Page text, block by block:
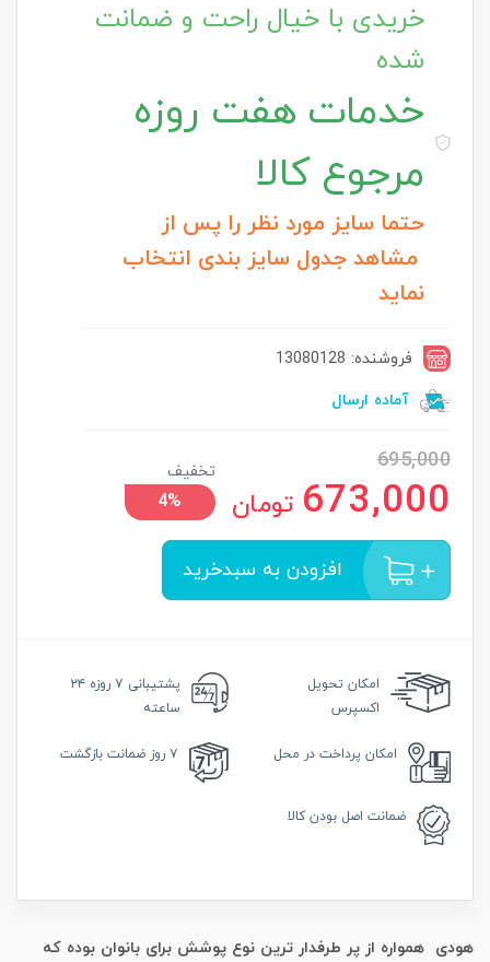
خریدی با خیال راحت و ضمانت
شده
خدمات هفت روزه
مرجوع کالا
حتما سایز مورد نظر را پس از
مشاهد جدول سایز بندی انتخاب
نماید
فروشنده: 13080128
آماده ارسال
695,000
673,000 تومان
تخفیف
4%
افزودن به سبدخرید
امکان تحویل
اکسپرس
پشتیبانی
۷ روزه ۲۴
ساعته
امکان پرداخت در محل ۷ روز ضمانت بازگشت
ضمانت اصل بودن کالا
هودی همواره از پر طرفدار ترین نوع پوشش برای بانوان بوده که